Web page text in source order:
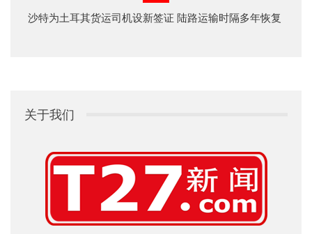
沙特为土耳其货运司机设新签证 陆路运输时隔多年恢复
关于我们